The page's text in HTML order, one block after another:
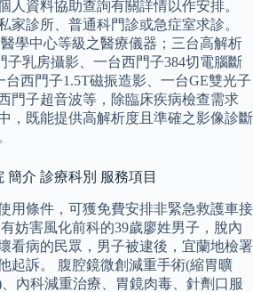
人資料協助查詢有關詳情以作安排。
家診所、普通科門診或急症室求診。
學中心等級之醫療儀器；三台高解析
子乳房攝影、一台西門子384切電腦斷
台西門子1.5T磁振造影、一台GE雙光子
門子超音波等，除臨床疾病檢查需求
，既能提供高解析度且準確之影像診斷
簡介 診療科別 服務項目
用條件，可獲免費安排非緊急救護車接
妨害風化前科的39歲廖姓男子，脫內
看病的民眾，男子被逮後，宜蘭地檢署
起訴。 腹腔鏡微創減重手術(縮胃曠
內科減重治療、胃鏡肉毒、針劑口服